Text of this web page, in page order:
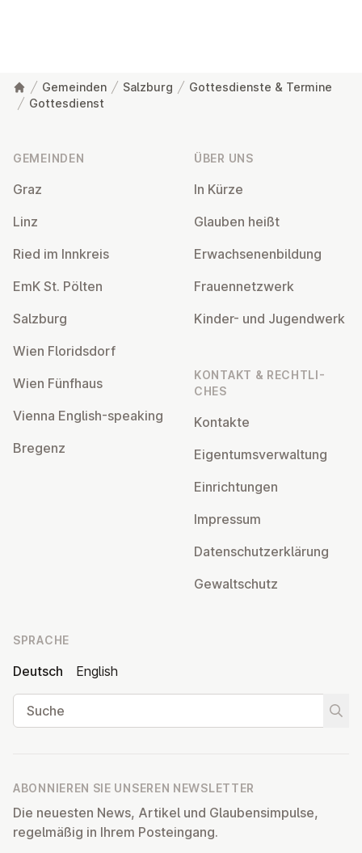
Gemeinden Salzburg
Gottesdienste & Termine
Gottesdienst
GEMEINDEN
Graz
Linz
Ried im Innkreis
EmK St. Pölten
Salzburg
Wien Flo­rids­dorf
Wien Fünfhaus
Vienna English-speaking
Bregenz
ÜBER UNS
In Kürze
Glauben heißt
Er­wach­se­nen­bil­dung
Frau­en­netz­werk
Kinder- und Ju­gend­werk
KONTAKT & RECHT­LI­
CHES
Kontakte
Ei­gen­tums­ver­wal­tung
Ein­rich­tun­gen
Impressum
Da­ten­schutz­er­klä­rung
Ge­walt­schutz
SPRACHE
Deutsch
English
Suche
ABONNIEREN SIE UNSEREN NEWSLETTER
Die neuesten News, Artikel und Glaubensimpulse,
regelmäßig in Ihrem Posteingang.